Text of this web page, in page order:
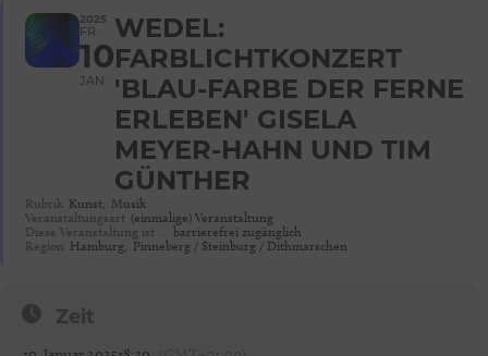
2025
FR
10
JAN
WEDEL:
FARBLICHTKONZERT
'BLAU-FARBE DER FERNE
ERLEBEN' GISELA
MEYER-HAHN UND TIM
GÜNTHER
Rubrik Kunst, Musik
Veranstaltungsart (einmalige) Veranstaltung
Diese Veranstaltung ist … barrierefrei zugänglich
Region Hamburg, Pinneberg / Steinburg / Dithmarschen
Zeit